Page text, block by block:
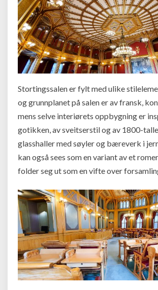
Stortingssalen er fylt med ulike
og grunnplanet på salen er av fransk,
mens selve interiørets oppbygning er
gotikken, av sveitserstil og av 1800-
glasshaller med søyler og bæreverk i
kan også sees som en variant av et
folder seg ut som en vifte over